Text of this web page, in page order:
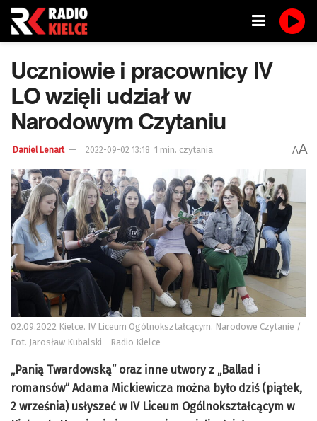
Uczniowie i pracownicy IV
LO wzięli udział w
Narodowym Czytaniu
Daniel Lenart 2022-09-02 13:18 1 min. czytania AA
02.09.2022 Kielce. IV Liceum Ogólnokształcącym. Narodowe Czytanie /
Fot. Jarosław Kubalski - Radio Kielce
„Panią Twardowską” oraz inne utwory z „Ballad i
romansów” Adama Mickiewicza można było dziś (piątek,
2 września) usłyszeć w IV Liceum Ogólnokształcącym w